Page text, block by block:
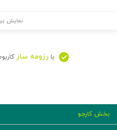
نمایش
با رزومه ساز
بخش کارجو